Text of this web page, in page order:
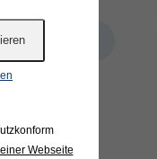
anfragen
Webseite